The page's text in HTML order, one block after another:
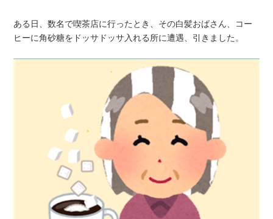
ある日、数名で喫茶店に行ったとき、その白髪おばさん、コー
ヒーに角砂糖をドッサドッサ入れる所に遭遇、引きました。